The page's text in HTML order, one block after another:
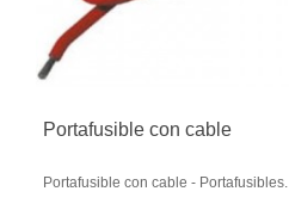
Portafusible con cable
Portafusible con cable - Portafusibles.